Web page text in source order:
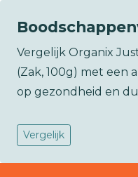
Vergelijk Organix
(Zak, 100g) met een
op gezondheid en
Vergelijk